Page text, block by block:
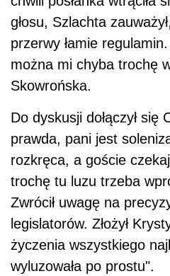
głosu, Szlachta
przerwy łamie
można mi chyba trochę
Skowrońska.
Do dyskusji dołączył się
prawda, pani jest
rozkręca, a goście
trochę tu luzu trzeba
Zwrócił uwagę na
legislatorów. Złożył
życzenia wszystkiego
wyluzowała po prostu".